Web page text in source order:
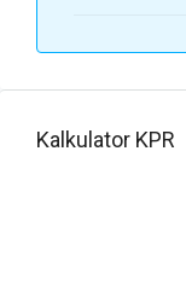
Kalkulator KPR